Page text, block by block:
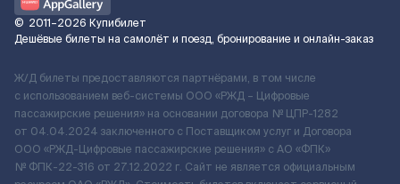
© 2011–2026 Купибилет
Дешёвые билеты на самолёт и поезд, бронирование и онлайн-заказ
Ж/Д билеты предоставляются партнёрами, в том числе
с использованием веб-системы ООО «РЖД – Цифровые
пассажирские решения» на основании договора № ЦПР-1282
от 04.04.2024 заключенного с Поставщиком услуг и Договора
ООО «РЖД-Цифровые пассажирские решения» c АО «ФПК»
№ ФПК-22-316 от 27.12.2022 г. Сайт не является официальным